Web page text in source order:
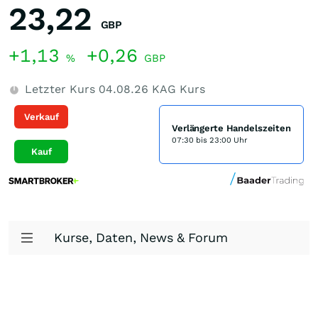
23,22 GBP
+1,13 % +0,26 GBP
Letzter Kurs 04.08.26 KAG Kurs
Verkauf
Kauf
Verlängerte Handelszeiten
07:30 bis 23:00 Uhr
Kurse, Daten, News & Forum